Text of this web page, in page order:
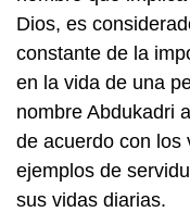
Dios, es
constante de la
en la vida de una
nombre Abdukadri
de acuerdo con los
ejemplos de
sus vidas diarias.